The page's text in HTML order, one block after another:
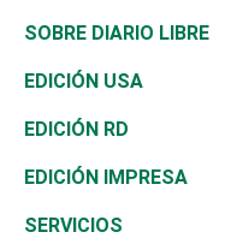
José Boquete
Reportajes
Asia
África
Ocenanía
Caribe
Resto del mundo
Consumo
Vivienda
Telecom.
Global y variable
Economía personal
Belleza
Buena Vida
Sociales
Novedades
Podcast Arte Libre
Golf
Ciclismo
Tenis
Olimpismo
Más deportes
De buena tinta
En Directo
El Espía
Noticiero Poteleche
Columnistas
Clima
Tecnología
Historia
Martes de tecnología
Cambio climático
Mundo
Economía
Revista
Deportes
Opinión
SOBRE DIARIO LIBRE
EDICIÓN USA
EDICIÓN RD
EDICIÓN IMPRESA
SERVICIOS